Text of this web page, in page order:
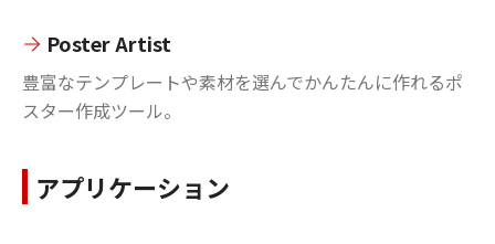
Poster Artist
豊富なテンプレートや素材を選んでかんたんに作れるポ
スター作成ツール。
アプリケーション